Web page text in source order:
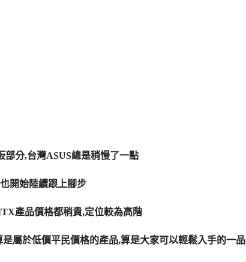
部分,台灣ASUS總是稍慢了一點
開始陸續跟上腳步
產品價格都稍貴,定位較為高階
是屬於低價平民價格的產品,算是大家可以輕鬆入手的一品